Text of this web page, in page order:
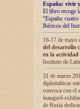
España: vivir
El libro recoge
“España:
Ibéricos del
16-17 de mayo
del desarrollo
en la
Instituto de
31 de marzo
diplomáticas
convoca con el
inauguró
de Rusia